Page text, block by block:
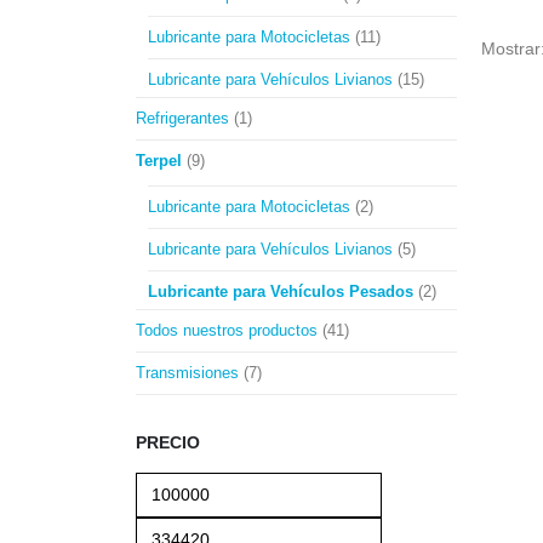
Lubricante para Motocicletas (11)
Lubricante para Vehículos Livianos (15)
Refrigerantes (1)
Terpel (9)
Lubricante para Motocicletas (2)
Lubricante para Vehículos Livianos (5)
Lubricante para Vehículos Pesados (2)
Todos nuestros productos (41)
Transmisiones (7)
PRECIO